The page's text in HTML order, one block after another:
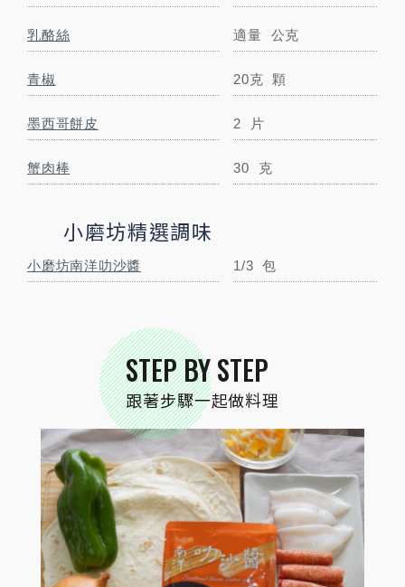
乳酪絲 適量 公克
青椒 20克 顆
墨西哥餅皮 2 片
蟹肉棒 30 克
小磨坊精選調味
小磨坊南洋叻沙醬 1/3 包
STEP BY STEP
跟著步驟一起做料理
STEP01
食材準備
STEP02
烤盤鋪上烘焙紙，放上1片餅皮，撒乳酪絲